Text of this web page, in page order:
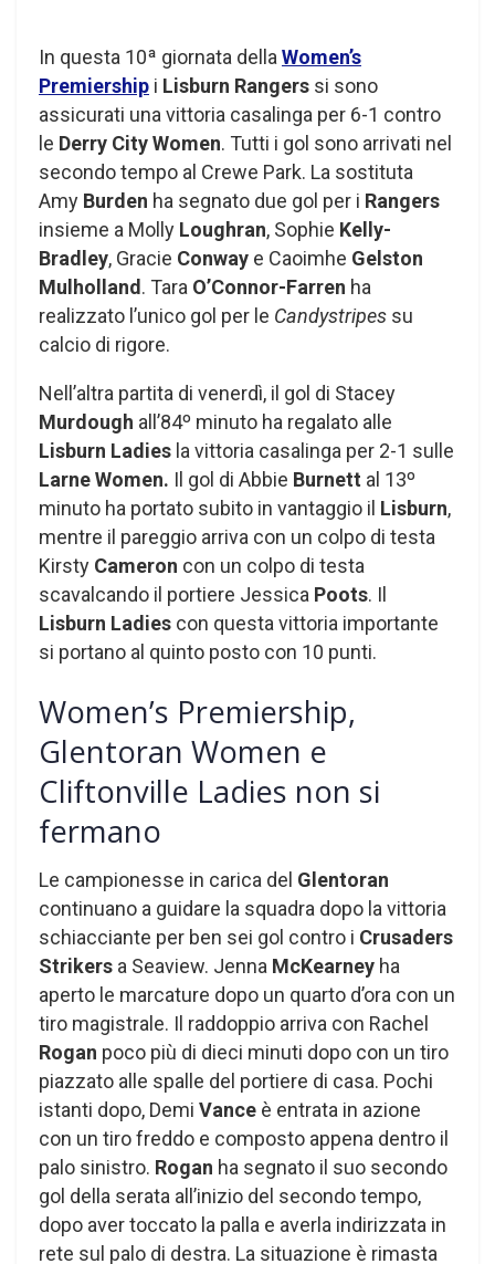
In questa 10ª giornata della Women’s
Premiership i Lisburn Rangers si sono
assicurati una vittoria casalinga per 6-1 contro
le Derry City Women. Tutti i gol sono arrivati nel
secondo tempo al Crewe Park. La sostituta
Amy Burden ha segnato due gol per i Rangers
insieme a Molly Loughran, Sophie Kelly-
Bradley, Gracie Conway e Caoimhe Gelston
Mulholland . Tara O’Connor-Farren ha
realizzato l’unico gol per le Candystripes su
calcio di rigore.
Nell’altra partita di venerdì, il gol di Stacey
Murdough all’84º minuto ha regalato alle
Lisburn Ladies la vittoria casalinga per 2-1 sulle
Larne Women. Il gol di Abbie Burnett al 13º
minuto ha portato subito in vantaggio il Lisburn,
mentre il pareggio arriva con un colpo di testa
Kirsty Cameron con un colpo di testa
scavalcando il portiere Jessica Poots. Il
Lisburn Ladies con questa vittoria importante
si portano al quinto posto con 10 punti.
Women’s Premiership,
Glentoran Women e
Cliftonville Ladies non si
fermano
Le campionesse in carica del Glentoran
continuano a guidare la squadra dopo la vittoria
schiacciante per ben sei gol contro i Crusaders
Strikers a Seaview. Jenna McKearney ha
aperto le marcature dopo un quarto d’ora con un
tiro magistrale. Il raddoppio arriva con Rachel
Rogan poco più di dieci minuti dopo con un tiro
piazzato alle spalle del portiere di casa. Pochi
istanti dopo, Demi Vance è entrata in azione
con un tiro freddo e composto appena dentro il
palo sinistro. Rogan ha segnato il suo secondo
gol della serata all’inizio del secondo tempo,
dopo aver toccato la palla e averla indirizzata in
rete sul palo di destra. La situazione è rimasta